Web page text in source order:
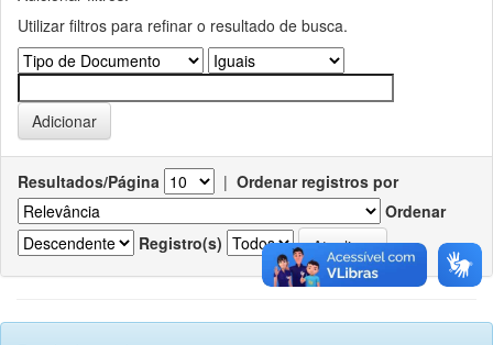
Utilizar filtros para refinar o resultado de busca.
Resultados/Página | Ordenar registros por
Ordenar
Registro(s)